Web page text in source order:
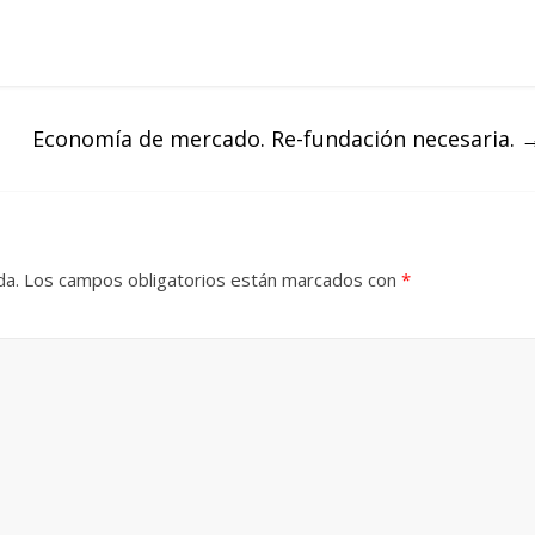
Economía de mercado. Re-fundación necesaria.
Los campos obligatorios están marcados con *